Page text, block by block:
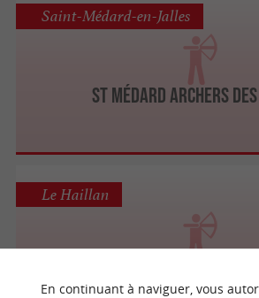
ST MÉDARD ARCHERS
Saint-Médard-en-Jalles
Le Haillan
En continuant à naviguer, vous